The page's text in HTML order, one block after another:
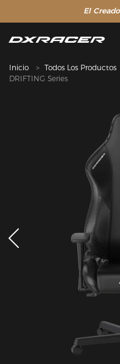
El
Inicio Todos Los Productos
DRIFTING Series